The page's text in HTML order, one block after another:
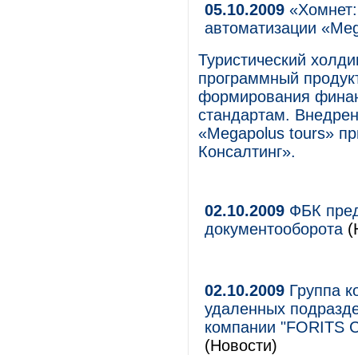
05.10.2009
автоматизации
Туристический
программный
формирования
стандартам.
«Megapolus tours»
Консалтинг».
02.10.2009 ФБК
документооборота
02.10.2009 Группа
удаленных
компании "FORITS
(Новости)